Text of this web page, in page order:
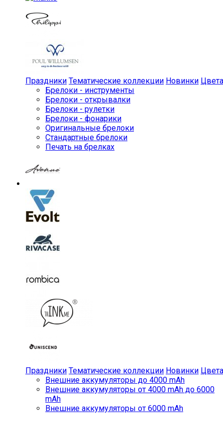
Праздники Тематические коллекции Новинки Цвета
Брелоки - инструменты
Брелоки - открывалки
Брелоки - рулетки
Брелоки - фонарики
Оригинальные брелоки
Стандартные брелоки
Печать на брелках
Праздники Тематические коллекции Новинки Цвета
Внешние аккумуляторы до 4000 mAh
Внешние аккумуляторы от 4000 mAh до 6000
mAh
Внешние аккумуляторы от 6000 mAh